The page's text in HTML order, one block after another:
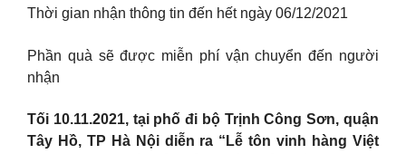
Thời gian nhận thông tin đến hết ngày 06/12/2021
Phần quà sẽ được miễn phí vận chuyển đến người
nhận
Tối 10.11.2021, tại phố đi bộ Trịnh Công Sơn, quận
Tây Hồ, TP Hà Nội diễn ra “Lễ tôn vinh hàng Việt